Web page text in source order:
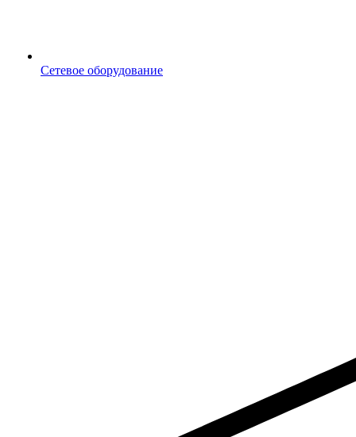
Сетевое оборудование